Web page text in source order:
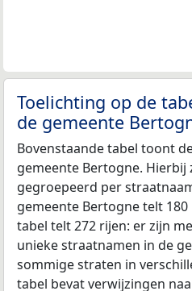
Toelichting op de
de gemeente
Bovenstaande tabel toont
gemeente Bertogne. Hierbij
gegroepeerd per
gemeente Bertogne telt
tabel telt 272 rijen: er zijn
unieke straatnamen in de
sommige straten in
tabel bevat verwijzingen